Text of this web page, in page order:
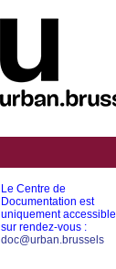
Le Centre de
Documentation est
uniquement accessible
sur rendez-vous :
doc@urban.brussels